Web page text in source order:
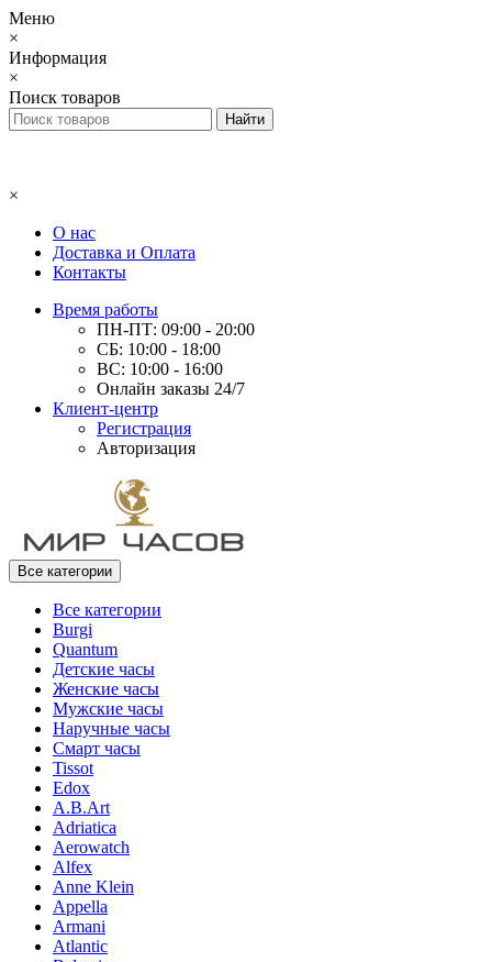
Меню
×
Информация
×
Поиск товаров
×
О нас
Доставка и Оплата
Контакты
Время работы
ПН-ПТ: 09:00 - 20:00
СБ: 10:00 - 18:00
ВС: 10:00 - 16:00
Онлайн заказы 24/7
Клиент-центр
Регистрация
Авторизация
Все категории
Все категории
Burgi
Quantum
Детские часы
Женские часы
Мужские часы
Наручные часы
Смарт часы
Tissot
Edox
A.B.Art
Adriatica
Aerowatch
Alfex
Anne Klein
Appella
Armani
Atlantic